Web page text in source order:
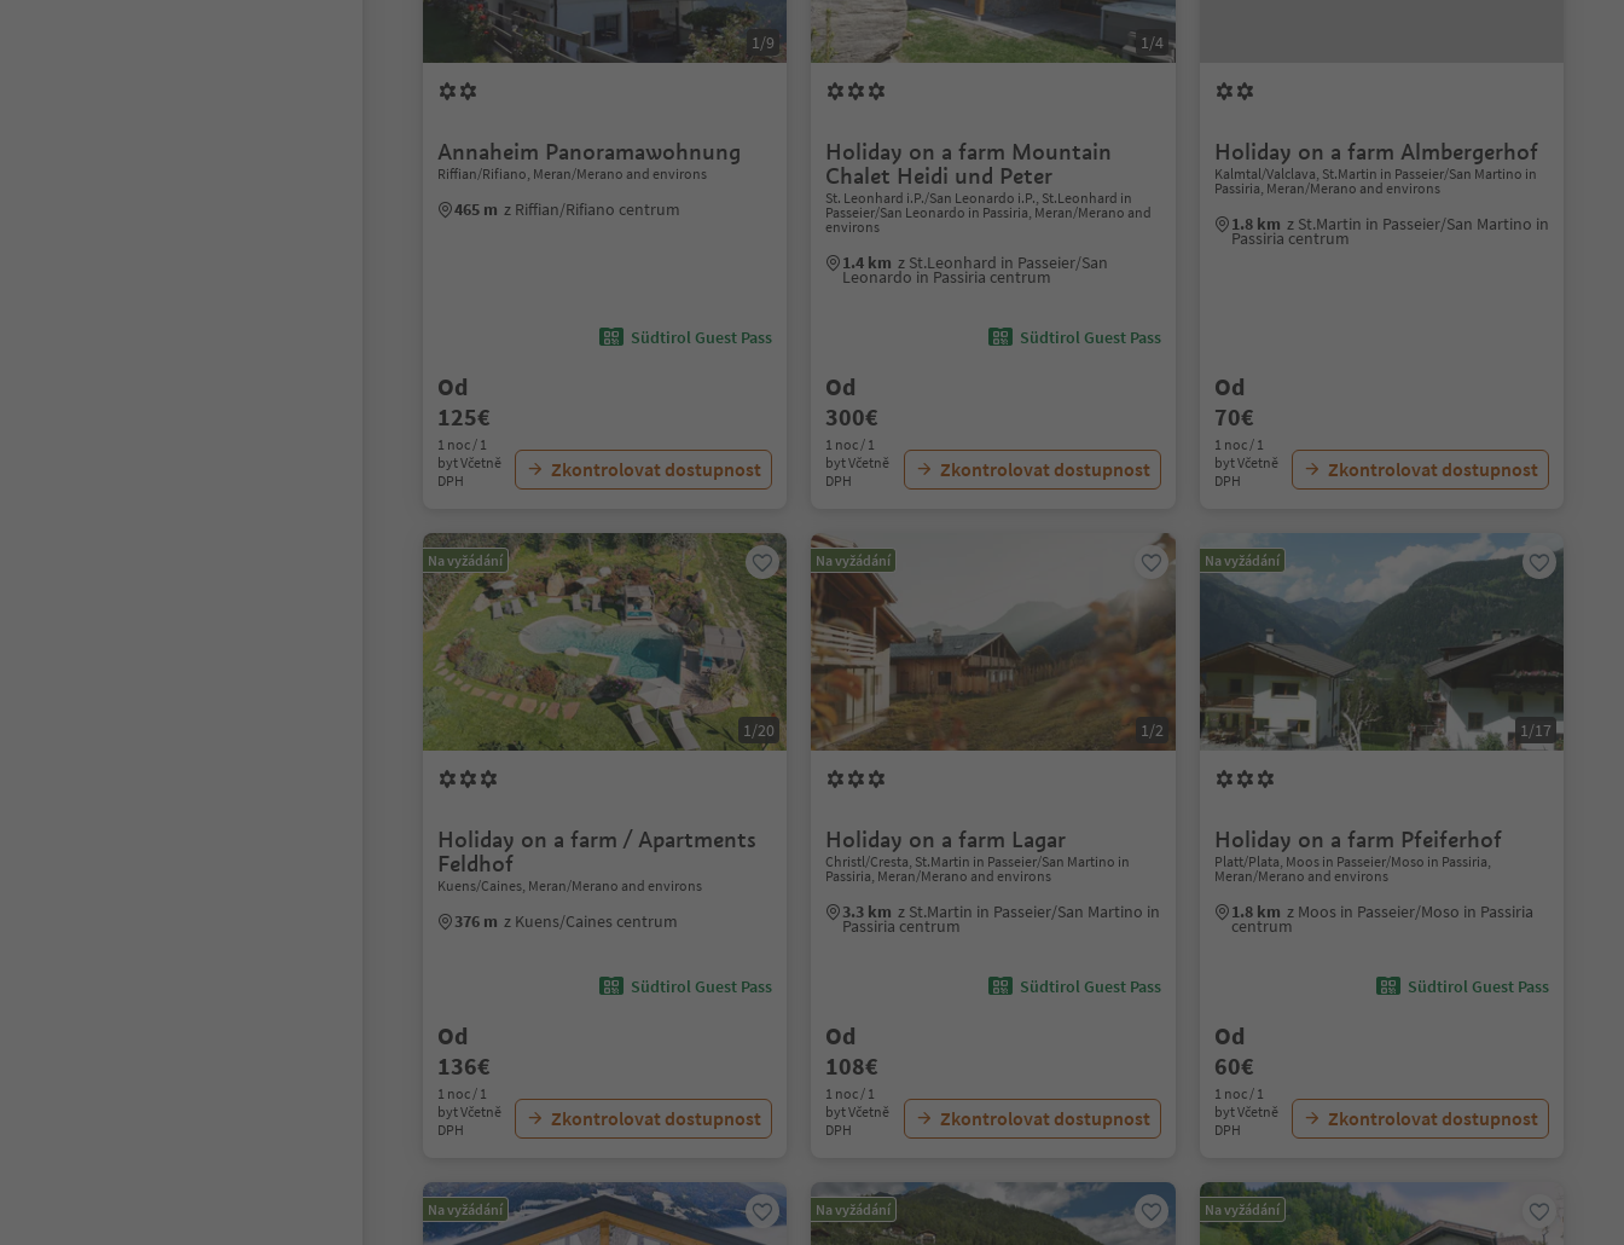
1/9
Annaheim Panoramawohnung
Riffian/Rifiano, Meran/Merano and environs
465 m z Riffian/Rifiano centrum
Südtirol Guest Pass
Od
125€
1 noc / 1
byt Včetně
DPH
Zkontrolovat dostupnost
1/4
Holiday on a farm Mountain
Chalet Heidi und Peter
St. Leonhard i.P./San Leonardo i.P., St.Leonhard in
Passeier/San Leonardo in Passiria, Meran/Merano and
environs
1.4 km z St.Leonhard in Passeier/San
Leonardo in Passiria centrum
Südtirol Guest Pass
Od
300€
1 noc / 1
byt Včetně
DPH
Zkontrolovat dostupnost
Holiday on a farm Almbergerhof
Kalmtal/Valclava, St.Martin in Passeier/San Martino in
Passiria, Meran/Merano and environs
1.8 km z St.Martin in Passeier/San Martino in
Passiria centrum
Od
70€
1 noc / 1
byt Včetně
DPH
Zkontrolovat dostupnost
Na vyžádání
1/20
Holiday on a farm / Apartments
Feldhof
Kuens/Caines, Meran/Merano and environs
376 m z Kuens/Caines centrum
Südtirol Guest Pass
Od
136€
1 noc / 1
byt Včetně
DPH
Zkontrolovat dostupnost
Na vyžádání
1/2
Holiday on a farm Lagar
Christl/Cresta, St.Martin in Passeier/San Martino in
Passiria, Meran/Merano and environs
3.3 km z St.Martin in Passeier/San Martino in
Passiria centrum
Südtirol Guest Pass
Od
108€
1 noc / 1
byt Včetně
DPH
Zkontrolovat dostupnost
Na vyžádání
1/17
Holiday on a farm Pfeiferhof
Platt/Plata, Moos in Passeier/Moso in Passiria,
Meran/Merano and environs
1.8 km z Moos in Passeier/Moso in Passiria
centrum
Südtirol Guest Pass
Od
60€
1 noc / 1
byt Včetně
DPH
Zkontrolovat dostupnost
Na vyžádání Na vyžádání Na vyžádání